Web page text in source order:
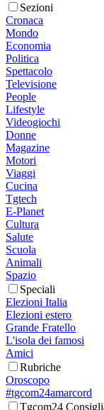
Sezioni
Cronaca
Mondo
Economia
Politica
Spettacolo
Televisione
People
Lifestyle
Videogiochi
Donne
Magazine
Motori
Viaggi
Cucina
Tgtech
E-Planet
Cultura
Salute
Scuola
Animali
Spazio
Speciali
Elezioni Italia
Elezioni estero
Grande Fratello
L'isola dei famosi
Amici
Rubriche
Oroscopo
#tgcom24amarcord
Tgcom24